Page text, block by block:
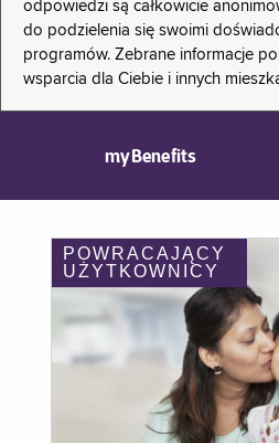
odpowiedzi są całkowicie
do podzielenia się swoimi
programów. Zebrane informacje
wsparcia dla Ciebie i innych
myBenefits
POWRACAJĄCY
UŻYTKOWNICY